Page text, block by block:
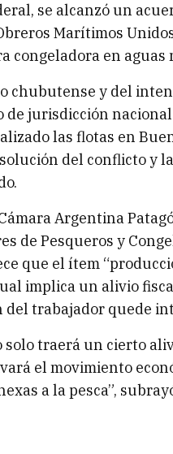
se alcanzó un
Marítimos
congeladora en aguas
chubutense y del
de jurisdicción
las flotas en
del conflicto y
Argentina
de Pesqueros y
que el ítem
implica un alivio
trabajador quede
solo traerá un cierto
el movimiento
a la pesca”,